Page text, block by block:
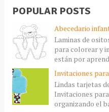
POPULAR POSTS
Abecedario
Laminas de
para colorear y
están por
Invitaciones
Lindas tarjetas
Invitaciones
organizando el